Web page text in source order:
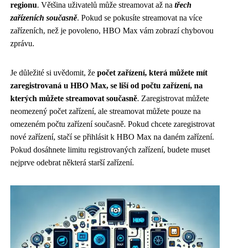
regionu. Většina uživatelů může streamovat až na třech
zařízeních současně. Pokud se pokusíte streamovat na více
zařízeních, než je povoleno, HBO Max vám zobrazí chybovou
zprávu.
Je důležité si uvědomit, že počet zařízení, která můžete mít
zaregistrovaná u HBO Max, se liší od počtu zařízení, na
kterých můžete streamovat současně. Zaregistrovat můžete
neomezený počet zařízení, ale streamovat můžete pouze na
omezeném počtu zařízení současně. Pokud chcete zaregistrovat
nové zařízení, stačí se přihlásit k HBO Max na daném zařízení.
Pokud dosáhnete limitu registrovaných zařízení, budete muset
nejprve odebrat některá starší zařízení.